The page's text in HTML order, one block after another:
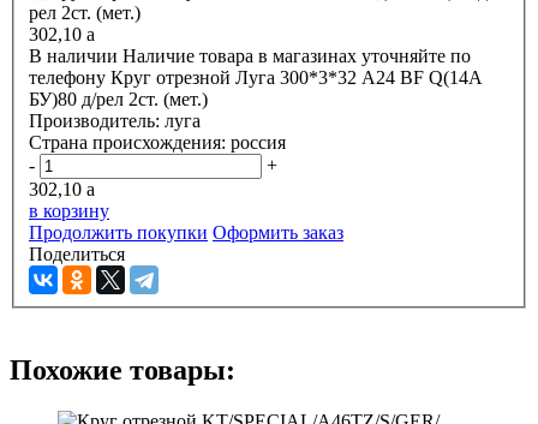
302,10 a
В наличии Наличие товара в магазинах уточняйте по
телефону Круг отрезной Луга 300*3*32 А24 BF Q(14А
БУ)80 д/рел 2ст. (мет.)
Производитель: луга
Страна происхождения: россия
-
+
302,10 a
в корзину
Продолжить покупки Оформить заказ
Поделиться
Похожие товары: